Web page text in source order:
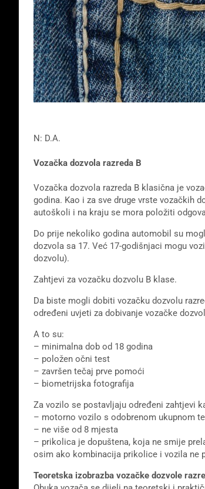
N: D.A.
Vozačka dozvola razreda B
Vozačka dozvola razreda B klasična je
godina. Kao i za sve druge vrste vozačkih
autoškoli i na kraju se mora položiti
Do prije nekoliko godina automobil su
dozvola sa 17. Već 17-godišnjaci mogu
dozvolu).
Zahtjevi za vozačku dozvolu B klase.
Da biste mogli dobiti vozačku dozvolu
određeni uvjeti za dobivanje vozačke
A to su:
– minimalna dob od 18 godina
– položen očni test
– završen tečaj prve pomoći
– biometrijska fotografija
Za vozilo se postavljaju određeni zahtjevi
– motorno vozilo s odobrenom ukupnom
– ne više od 8 mjesta
– prikolica je dopuštena, koja ne smije
osim ako kombinacija prikolice i vozila ne
Teoretska izobrazba vozačke dozvole